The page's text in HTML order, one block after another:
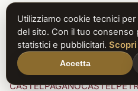
CASTELNUOVO DI PORTO
CASTELNUOVO MAGRA
CASTELNUOVO PARANO
CASTELNUOVO SCRIVIA
CASTELPAGANO
Utilizziamo cookie tecnici
del sito. Con il tuo consenso
statistici e pubblicitari.
Accetta